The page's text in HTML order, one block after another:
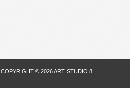
COPYRIGHT © 2026 ART STUDIO 8